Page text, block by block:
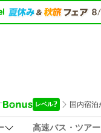
高速バス・ツアー